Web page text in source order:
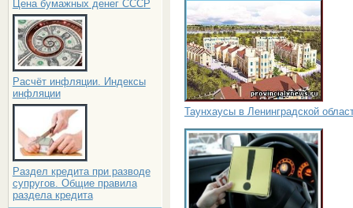
Цена бумажных денег СССР
Расчёт инфляции. Индексы
инфляции
Раздел кредита при разводе
супругов. Общие правила
раздела кредита
Таунхаусы в Ленинградской